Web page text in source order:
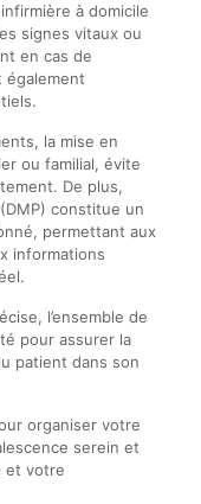
à domicile
signes vitaux ou
en cas de
également
la mise en
ou familial, évite
De plus,
constitue un
permettant aux
informations
l’ensemble de
pour assurer la
patient dans son